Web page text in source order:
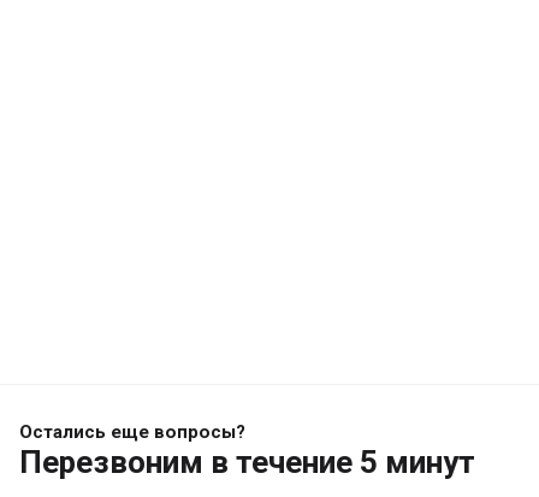
Остались еще вопросы?
Перезвоним в течение 5 минут